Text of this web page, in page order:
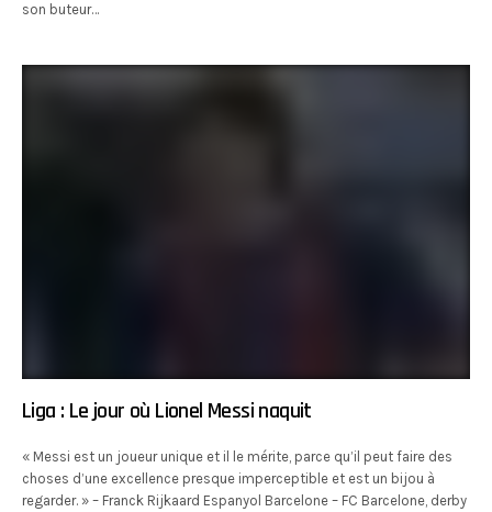
son buteur…
Liga : Le jour où Lionel Messi naquit
« Messi est un joueur unique et il le mérite, parce qu’il peut faire des
choses d’une excellence presque imperceptible et est un bijou à
regarder. » – Franck Rijkaard Espanyol Barcelone – FC Barcelone, derby